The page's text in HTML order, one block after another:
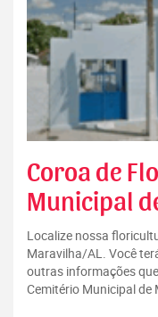
Coroa de
Municipal
Localize nossa
Maravilha/AL. Você
outras informações
Cemitério Municipal